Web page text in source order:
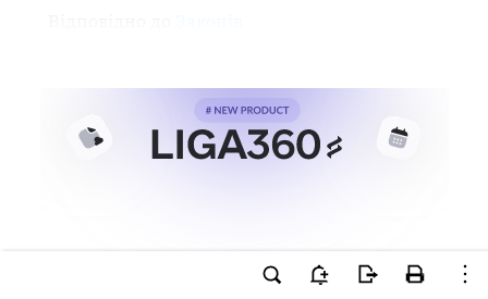
Ви намагаєтесь використати
інструменти для професійної